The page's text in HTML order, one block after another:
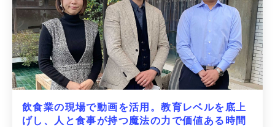
飲食業の現場で動画を活用。教育レベルを底上
げし、人と食事が持つ魔法の力で価値ある時間